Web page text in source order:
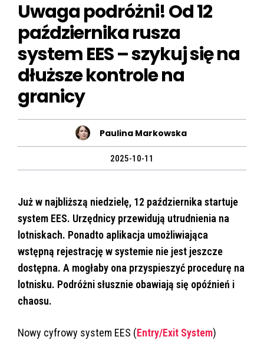
Uwaga podróżni! Od 12
października rusza
system EES – szykuj się na
dłuższe kontrole na
granicy
Paulina Markowska
2025-10-11
Już w najbliższą niedzielę, 12 października startuje
system EES. Urzędnicy przewidują utrudnienia na
lotniskach. Ponadto aplikacja umożliwiająca
wstępną rejestrację w systemie nie jest jeszcze
dostępna. A mogłaby ona przyspieszyć procedurę na
lotnisku. Podróżni słusznie obawiają się opóźnień i
chaosu.
Nowy cyfrowy system EES (Entry/Exit System)